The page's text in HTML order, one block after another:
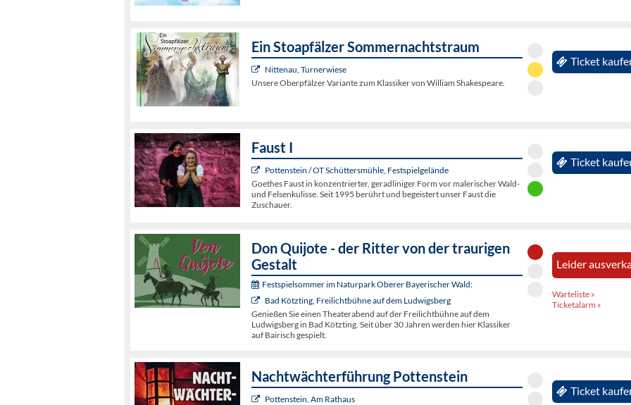
Ein Stoapfälzer Sommernachtstraum
Nittenau, Turnerwiese
Unsere Oberpfälzer Variante zum Klassiker von William Shakespeare.
Ticket
Faust I
Pottenstein / OT Schüttersmühle, Festspielgelände
Goethes Faust in konzentrierter, geradliniger Form vor malerischer Wald-
und Felsenkulisse. Seit 1995 berührt und begeistert unser Faust die
Zuschauer.
Ticket
Don Quijote - der Ritter von der traurigen
Gestalt
Festspielsommer im Naturpark Oberer Bayerischer Wald:
Bad Kötzting, Freilichtbühne auf dem Ludwigsberg
Genießen Sie einen Theaterabend auf der Freilichtbühne auf dem
Ludwigsberg in Bad Kötzting. Seit über 30 Jahren werden hier Klassiker
auf Bairisch gespielt.
Leider
Warteliste »
Ticketalarm »
Nachtwächterführung Pottenstein
Pottenstein, Am Rathaus
Ticket